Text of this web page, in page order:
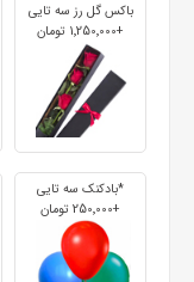
باکس گل رز سه تایی
+1٬250٬000 تومان
*بادکنک سه تایی
+250٬000 تومان